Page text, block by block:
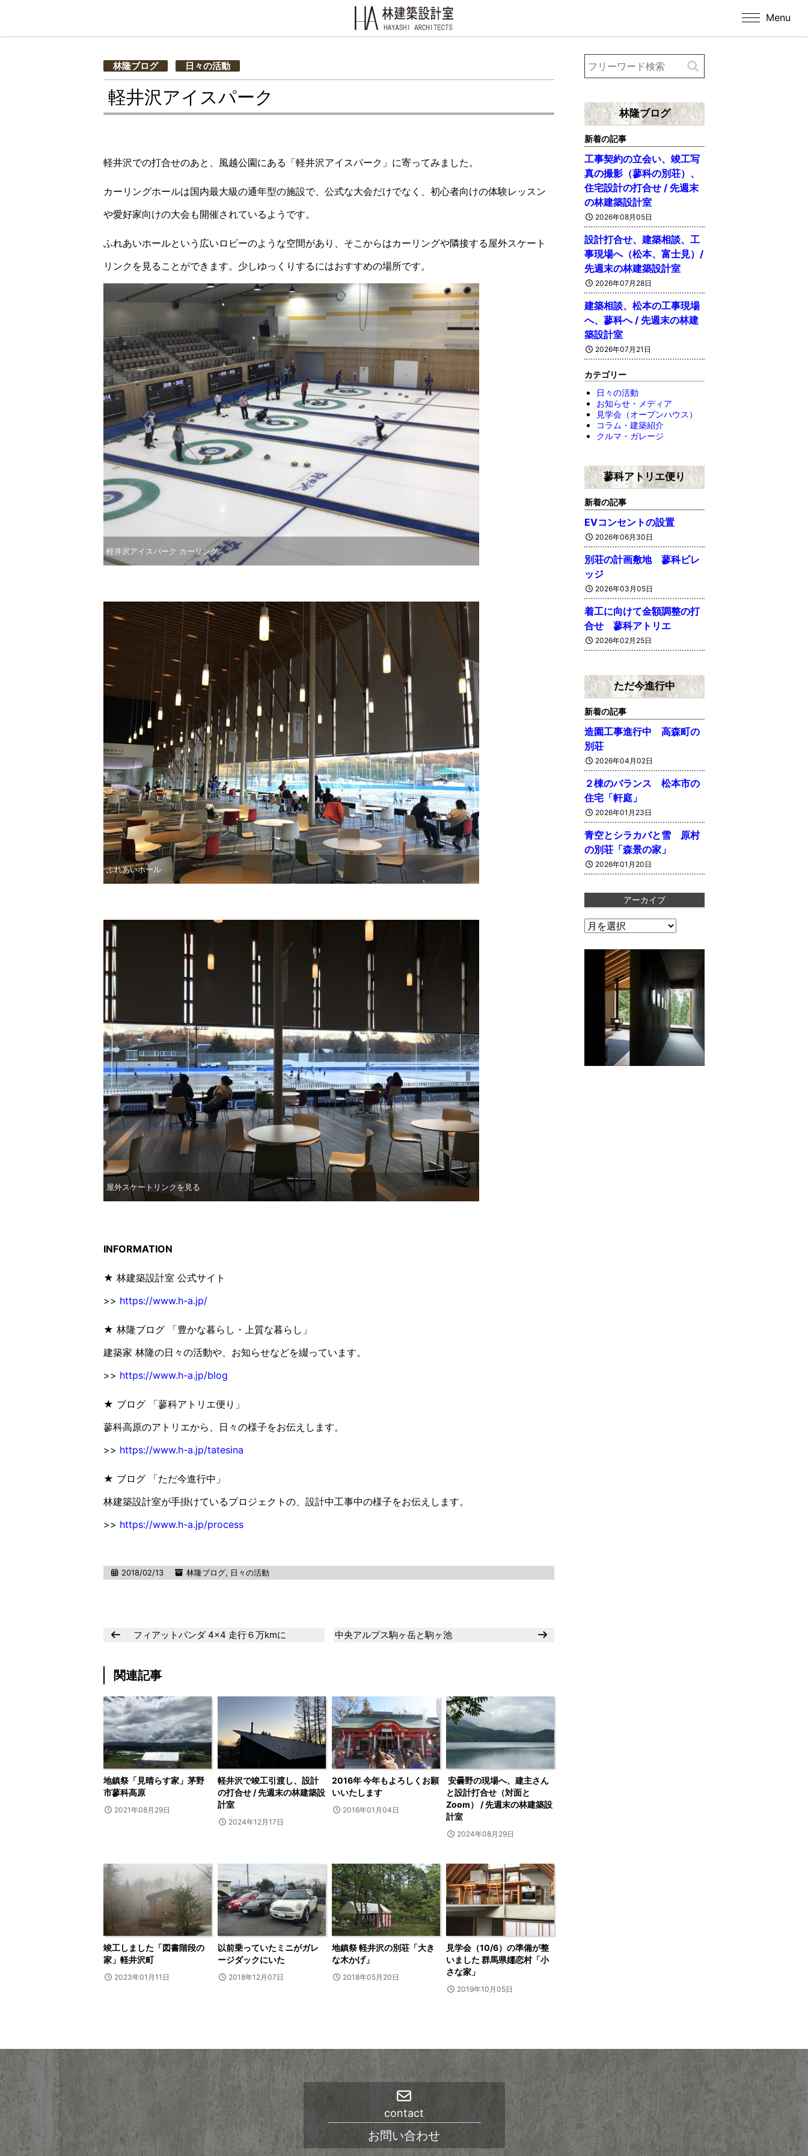
Menu
林隆ブログ 日々の活動
軽井沢アイスパーク
軽井沢での打合せのあと、風越公園にある「軽井沢アイスパーク」に寄ってみました。
カーリングホールは国内最大級の通年型の施設で、公式な大会だけでなく、初心者向けの体験レッスン
や愛好家向けの大会も開催されているようです。
ふれあいホールという広いロビーのような空間があり、そこからはカーリングや隣接する屋外スケート
リンクを見ることができます。少しゆっくりするにはおすすめの場所です。
軽井沢アイスパーク カーリング
ふれあいホール
屋外スケートリンクを見る
INFORMATION
★ 林建築設計室 公式サイト
>> https://www.h-a.jp/
★ 林隆ブログ 「豊かな暮らし・上質な暮らし」
建築家 林隆の日々の活動や、お知らせなどを綴っています。
>> https://www.h-a.jp/blog
★ ブログ 「蓼科アトリエ便り」
蓼科高原のアトリエから、日々の様子をお伝えします。
>> https://www.h-a.jp/tatesina
★ ブログ 「ただ今進行中」
林建築設計室が手掛けているプロジェクトの、設計中工事中の様子をお伝えします。
>> https://www.h-a.jp/process
2018/02/13 林隆ブログ, 日々の活動
フィアットパンダ 4×4 走行６万kmに 中央アルプス駒ヶ岳と駒ヶ池
関連記事
地鎮祭「見晴らす家」茅野
市蓼科高原
2021年08月29日
軽井沢で竣工引渡し、設計
の打合せ / 先週末の林建築設
計室
2024年12月17日
2016年 今年もよろしくお願
いいたします
2016年01月04日
安曇野の現場へ、建主さん
と設計打合せ（対面と
Zoom） / 先週末の林建築設
計室
2024年08月29日
竣工しました「図書階段の
家」軽井沢町
2023年01月11日
以前乗っていたミニがガレ
ージダックにいた
2018年12月07日
地鎮祭 軽井沢の別荘「大き
な木かげ」
2018年05月20日
見学会（10/6）の準備が整
いました 群馬県嬬恋村「小
さな家」
2019年10月05日
林隆ブログ
新着の記事
工事契約の立会い、竣工写
真の撮影（蓼科の別荘）、
住宅設計の打合せ / 先週末
の林建築設計室
2026年08月05日
設計打合せ、建築相談、工
事現場へ（松本、富士見）/
先週末の林建築設計室
2026年07月28日
建築相談、松本の工事現場
へ、蓼科へ / 先週末の林建
築設計室
2026年07月21日
カテゴリー
日々の活動
お知らせ・メディア
見学会（オープンハウス）
コラム・建築紹介
クルマ・ガレージ
蓼科アトリエ便り
新着の記事
EVコンセントの設置
2026年06月30日
別荘の計画敷地 蓼科ビレ
ッジ
2026年03月05日
着工に向けて金額調整の打
合せ 蓼科アトリエ
2026年02月25日
ただ今進行中
新着の記事
造園工事進行中 高森町の
別荘
2026年04月02日
２棟のバランス 松本市の
住宅「軒庭」
2026年01月23日
青空とシラカバと雪 原村
の別荘「森景の家」
2026年01月20日
アーカイブ
ア
ー
contact
お問い合わせ